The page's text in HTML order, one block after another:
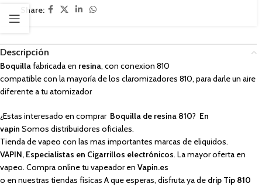
Share:
Descripción
Boquillafabricada en resina, con conexion 810
compatible con la mayoría de los claromizadores 810, para darle un aire
diferente a tu atomizador
¿Estas interesado en comprar Boquilla de resina 810? En
vapin Somos distribuidores oficiales.
Tienda de vapeo con las mas importantes marcas de eliquidos.
VAPIN, Especialistas en Cigarrillos electrónicos. La mayor oferta en
vapeo. Compra online tu vapeador en Vapin.es
o en nuestras tiendas físicas A que esperas, disfruta ya de drip Tip 810